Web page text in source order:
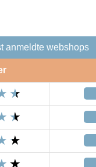
anmeldte webshops